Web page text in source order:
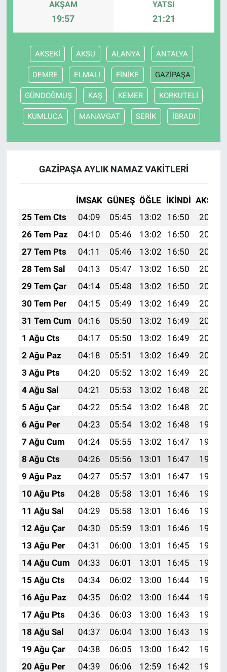
AKŞAM
19:57
YATSI
21:21
AKSEKİ AKSU ALANYA ANTALYA
DEMRE ELMALI FİNİKE GAZİPAŞA
GÜNDOĞMUŞ KAŞ KEMER KORKUTELİ
KUMLUCA MANAVGAT SERİK İBRADI
GAZİPAŞA AYLIK NAMAZ VAKITLERI
İMSAK GÜNEŞ ÖĞLE İKINDI AKŞAM
25 Tem Cts
04:09 05:45 13:02 16:50
20:10
26 Tem Paz
04:10 05:46 13:02 16:50
20:09
27 Tem Pts
04:11 05:46 13:02 16:50
20:08
28 Tem Sal
04:13 05:47 13:02 16:50
20:07
29 Tem Çar
04:14 05:48 13:02 16:50
20:07
30 Tem Per
04:15 05:49 13:02 16:49
20:06
31 Tem Cum
04:16 05:50 13:02 16:49
20:05
1 Ağu Cts
04:17 05:50 13:02 16:49
20:04
2 Ağu Paz
04:18 05:51 13:02 16:49
20:03
3 Ağu Pts
04:20 05:52 13:02 16:49
20:02
4 Ağu Sal
04:21 05:53 13:02 16:48
20:01
5 Ağu Çar
04:22 05:54 13:02 16:48
20:00
6 Ağu Per
04:23 05:54 13:02 16:48
19:59
7 Ağu Cum
04:24 05:55 13:02 16:47
19:58
8 Ağu Cts
04:26 05:56 13:01 16:47
19:57
9 Ağu Paz
04:27 05:57 13:01 16:47
19:56
10 Ağu Pts
04:28 05:58 13:01 16:46
19:55
11 Ağu Sal
04:29 05:58 13:01 16:46
19:54
12 Ağu Çar
04:30 05:59 13:01 16:46
19:53
13 Ağu Per
04:31 06:00 13:01 16:45
19:52
14 Ağu Cum
04:33 06:01 13:01 16:45
19:50
15 Ağu Cts
04:34 06:02 13:00 16:44
19:49
16 Ağu Paz
04:35 06:02 13:00 16:44
19:48
17 Ağu Pts
04:36 06:03 13:00 16:43
19:47
18 Ağu Sal
04:37 06:04 13:00 16:43
19:46
19 Ağu Çar
04:38 06:05 13:00 16:42
19:44
20 Ağu Per
04:39 06:06 12:59 16:42
19:43